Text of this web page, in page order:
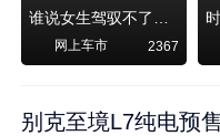
谁说女生驾驭不了大SUV？看我开问界M6驰骋坝上草原！
网上车市 2367
别克至境L7纯电预